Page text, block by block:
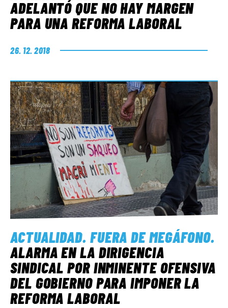
ADELANTÓ QUE NO HAY MARGEN
PARA UNA REFORMA LABORAL
26. 12. 2018
ACTUALIDAD. FUERA DE MEGÁFONO.
ALARMA EN LA DIRIGENCIA
SINDICAL POR INMINENTE OFENSIVA
DEL GOBIERNO PARA IMPONER LA
REFORMA LABORAL